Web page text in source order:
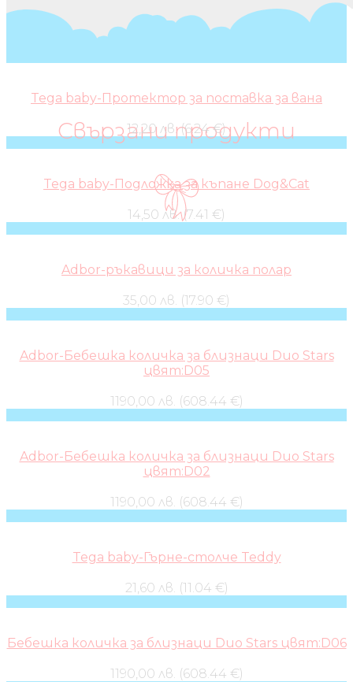
Свързани продукти
Tega baby-Протектор за поставка за вана
12,20 лв. (6.24 €)
Tega baby-Подложка за къпане Dog&Cat
14,50 лв. (7.41 €)
Adbor-ръкавици за количка полар
35,00 лв. (17.90 €)
Adbor-Бебешка количка за близнаци Duo Stars
цвят:D05
1190,00 лв. (608.44 €)
Adbor-Бебешка количка за близнаци Duo Stars
цвят:D02
1190,00 лв. (608.44 €)
Tega baby-Гърне-столче Teddy
21,60 лв. (11.04 €)
Бебешка количка за близнаци Duo Stars цвят:D06
1190,00 лв. (608.44 €)